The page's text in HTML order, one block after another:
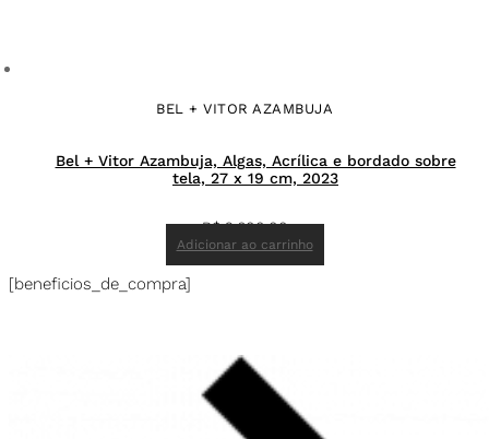
BEL + VITOR AZAMBUJA
Bel + Vitor Azambuja, Algas, Acrílica e bordado sobre
tela, 27 x 19 cm, 2023
R$2.600,00
Adicionar ao carrinho
[beneficios_de_compra]